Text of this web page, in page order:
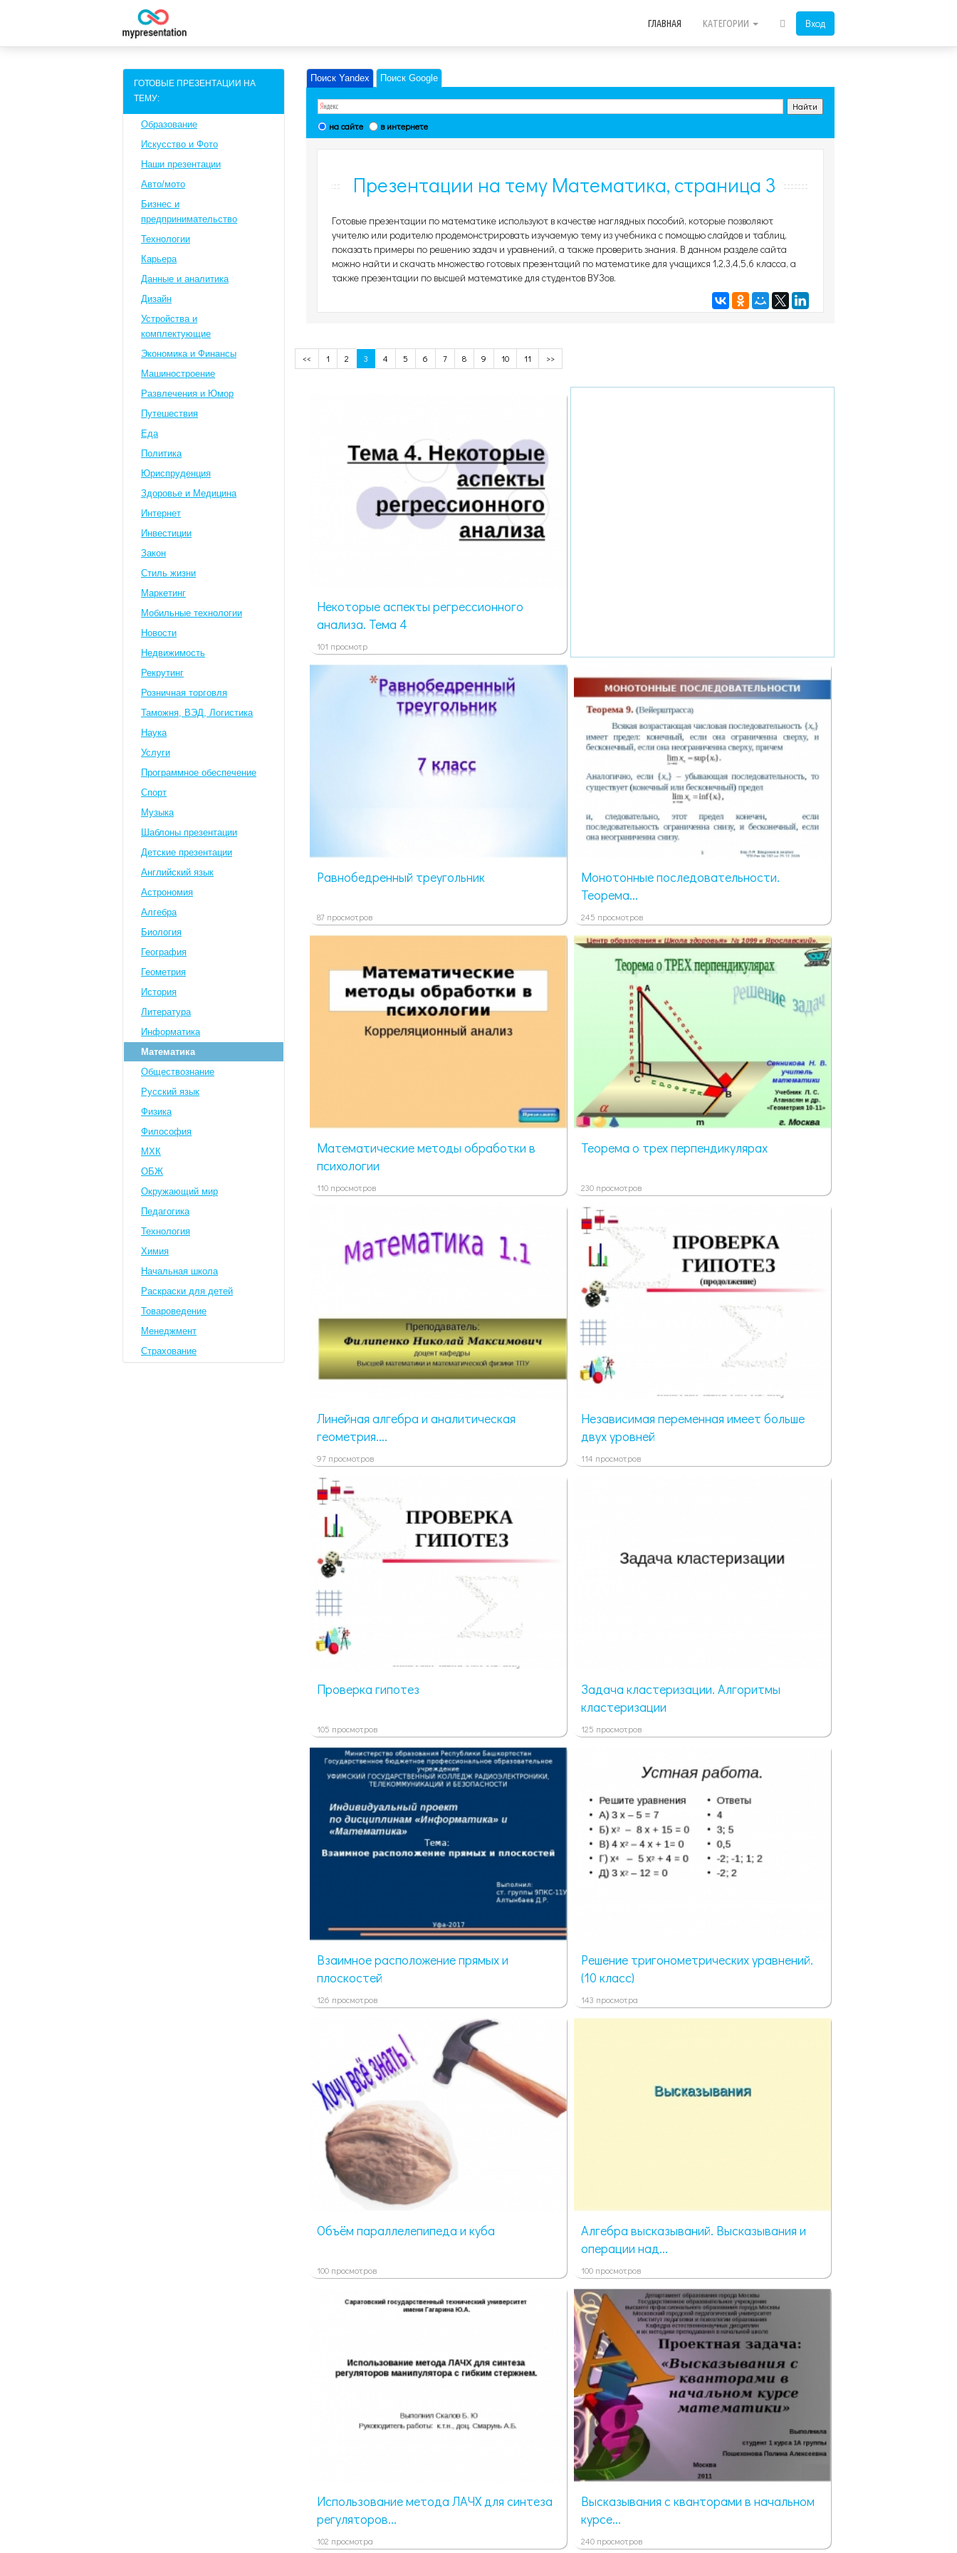
Вход
ГЛАВНАЯ КАТЕГОРИИ
ГОТОВЫЕ ПРЕЗЕНТАЦИИ НА
ТЕМУ:
Образование
Искусство и Фото
Наши презентации
Авто/мото
Бизнес и
предпринимательство
Технологии
Карьера
Данные и аналитика
Дизайн
Устройства и
комплектующие
Экономика и Финансы
Машиностроение
Развлечения и Юмор
Путешествия
Eда
Политика
Юриспруденция
Здоровье и Медицина
Интернет
Инвестиции
Закон
Стиль жизни
Маркетинг
Мобильные технологии
Новости
Недвижимость
Рекрутинг
Розничная торговля
Таможня, ВЭД, Логистика
Наука
Услуги
Программное обеспечение
Спорт
Музыка
Шаблоны презентации
Детские презентации
Английский язык
Астрономия
Алгебра
Биология
География
Геометрия
История
Литература
Информатика
Математика
Обществознание
Русский язык
Физика
Философия
МХК
ОБЖ
Окружающий мир
Педагогика
Технология
Химия
Начальная школа
Раскраски для детей
Товароведение
Менеджмент
Страхование
Поиск Yandex Поиск Google
на сайте в интернете
Презентации на тему Математика, страница 3
Готовые презентации по математике используют в качестве наглядных пособий, которые позволяют
учителю или родителю продемонстрировать изучаемую тему из учебника с помощью слайдов и таблиц,
показать примеры по решению задач и уравнений, а также проверить знания. В данном разделе сайта
можно найти и скачать множество готовых презентаций по математике для учащихся 1,2,3,4,5,6 класса, а
также презентации по высшей математике для студентов ВУЗов.
<< 1 2 3 4 5 6 7 8 9 10 11 >>
Некоторые аспекты регрессионного
анализа. Тема 4
101 просмотр
Равнобедренный треугольник
87 просмотров
Монотонные последовательности.
Теорема...
245 просмотров
Математические методы обработки в
психологии
110 просмотров
Теорема о трех перпендикулярах
230 просмотров
Линейная алгебра и аналитическая
геометрия....
97 просмотров
Независимая переменная имеет больше
двух уровней
114 просмотров
Проверка гипотез
105 просмотров
Задача кластеризации. Алгоритмы
кластеризации
125 просмотров
Взаимное расположение прямых и
плоскостей
126 просмотров
Решение тригонометрических уравнений.
(10 класс)
143 просмотра
Объём параллелепипеда и куба
100 просмотров
Алгебра высказываний. Высказывания и
операции над...
100 просмотров
Использование метода ЛАЧХ для синтеза
регуляторов...
102 просмотра
Высказывания с кванторами в начальном
курсе...
240 просмотров